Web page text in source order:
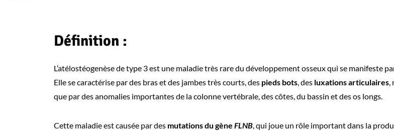
Définition :
L’atélostéogenèse de type 3 est une maladie très rare du développement osseux qui se manifeste
Elle se caractérise par des bras et des jambes très courts, des pieds bots, des luxations articulaires,
que par des anomalies importantes de la colonne vertébrale, des côtes, du bassin et des os longs.
Cette maladie est causée par des mutations du gène FLNB, qui joue un rôle important dans la